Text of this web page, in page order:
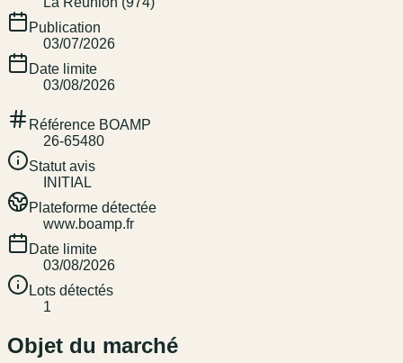
Publication
03/07/2026
Date limite
03/08/2026
Référence BOAMP
26-65480
Statut avis
INITIAL
Plateforme détectée
www.boamp.fr
Date limite
03/08/2026
Lots détectés
1
Objet du marché